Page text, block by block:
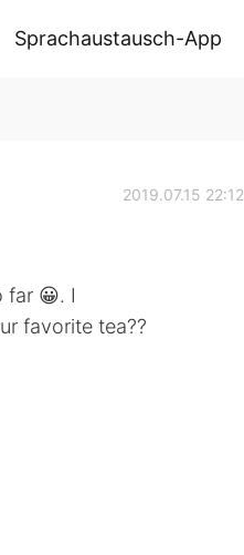
Sprachaustausch-App
2019.07.15 22:12
far 😀. I
favorite tea??